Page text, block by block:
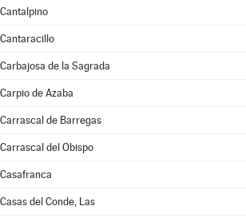
Cantalpino
Cantaracillo
Carbajosa de la Sagrada
Carpio de Azaba
Carrascal de Barregas
Carrascal del Obispo
Casafranca
Casas del Conde, Las